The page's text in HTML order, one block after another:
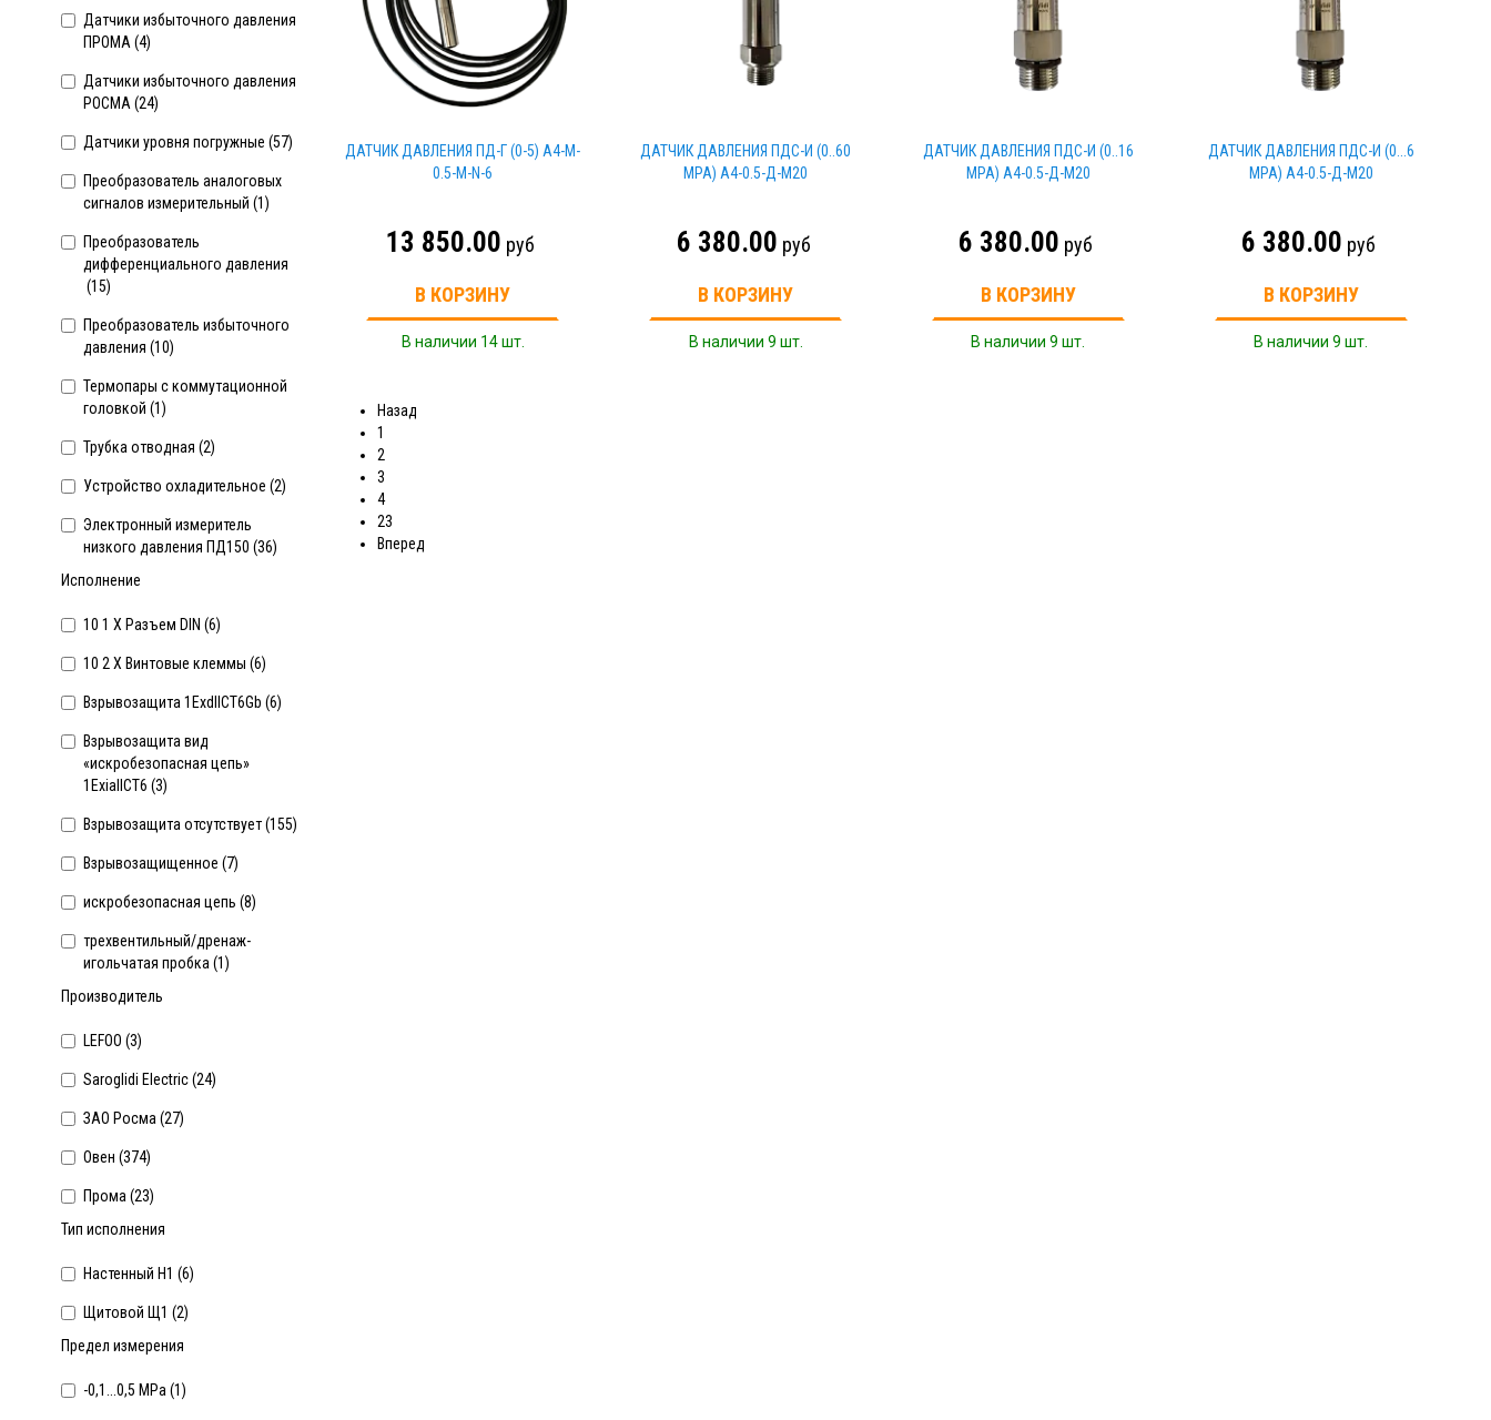
Датчики избыточного давления
ПРОМА (4)
Датчики избыточного давления
РОСМА (24)
Датчики уровня погружные (57)
Преобразователь аналоговых
сигналов измерительный (1)
Преобразователь
дифференциального давления
(15)
Преобразователь избыточного
давления (10)
Термопары с коммутационной
головкой (1)
Трубка отводная (2)
Устройство охладительное (2)
Электронный измеритель
низкого давления ПД150 (36)
Исполнение
10 1 Х Разъем DIN (6)
10 2 Х Винтовые клеммы (6)
Взрывозащита 1ExdIICT6Gb (6)
Взрывозащита вид
«искробезопасная цепь»
1ExiaIICT6 (3)
Взрывозащита отсутствует (155)
Взрывозащищенное (7)
искробезопасная цепь (8)
трехвентильный/дренаж-
игольчатая пробка (1)
Производитель
LEFOO (3)
Saroglidi Electric (24)
ЗАО Росма (27)
Овен (374)
Прома (23)
Тип исполнения
Настенный Н1 (6)
Щитовой Щ1 (2)
Предел измерения
-0,1...0,5 MPa (1)
ДАТЧИК ДАВЛЕНИЯ ПД-Г (0-5) A4-M-
0.5-M-N-6
13 850.00 руб
В КОРЗИНУ
В наличии 14 шт.
ДАТЧИК ДАВЛЕНИЯ ПДС-И (0..60
MPA) A4-0.5-Д-M20
6 380.00 руб
В КОРЗИНУ
В наличии 9 шт.
ДАТЧИК ДАВЛЕНИЯ ПДС-И (0..16
MPA) A4-0.5-Д-M20
6 380.00 руб
В КОРЗИНУ
В наличии 9 шт.
ДАТЧИК ДАВЛЕНИЯ ПДС-И (0...6
MPA) A4-0.5-Д-M20
6 380.00 руб
В КОРЗИНУ
В наличии 9 шт.
Назад
1
2
3
4
23
Вперед